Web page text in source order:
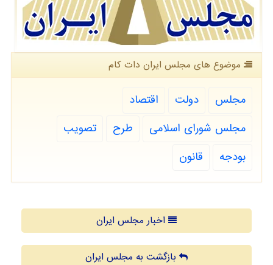
موضوع های مجلس ایران دات كام
مجلس دولت
اقتصاد
مجلس شورای اسلامی
طرح
تصویب
بودجه
قانون
اخبار مجلس ایران
بازگشت به مجلس ایران